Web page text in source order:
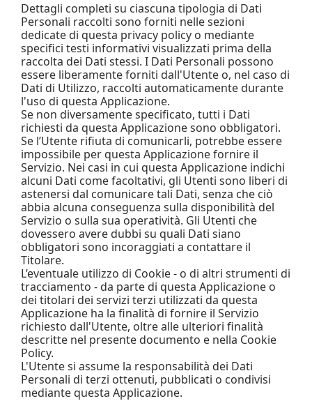
Dettagli completi su ciascuna tipologia di Dati
Personali raccolti sono forniti nelle sezioni
dedicate di questa privacy policy o mediante
specifici testi informativi visualizzati prima della
raccolta dei Dati stessi. I Dati Personali possono
essere liberamente forniti dall'Utente o, nel caso di
Dati di Utilizzo, raccolti automaticamente durante
l'uso di questa Applicazione.
Se non diversamente specificato, tutti i Dati
richiesti da questa Applicazione sono obbligatori.
Se l’Utente rifiuta di comunicarli, potrebbe essere
impossibile per questa Applicazione fornire il
Servizio. Nei casi in cui questa Applicazione indichi
alcuni Dati come facoltativi, gli Utenti sono liberi di
astenersi dal comunicare tali Dati, senza che ciò
abbia alcuna conseguenza sulla disponibilità del
Servizio o sulla sua operatività. Gli Utenti che
dovessero avere dubbi su quali Dati siano
obbligatori sono incoraggiati a contattare il
Titolare.
L’eventuale utilizzo di Cookie - o di altri strumenti di
tracciamento - da parte di questa Applicazione o
dei titolari dei servizi terzi utilizzati da questa
Applicazione ha la finalità di fornire il Servizio
richiesto dall'Utente, oltre alle ulteriori finalità
descritte nel presente documento e nella Cookie
Policy.
L'Utente si assume la responsabilità dei Dati
Personali di terzi ottenuti, pubblicati o condivisi
mediante questa Applicazione.